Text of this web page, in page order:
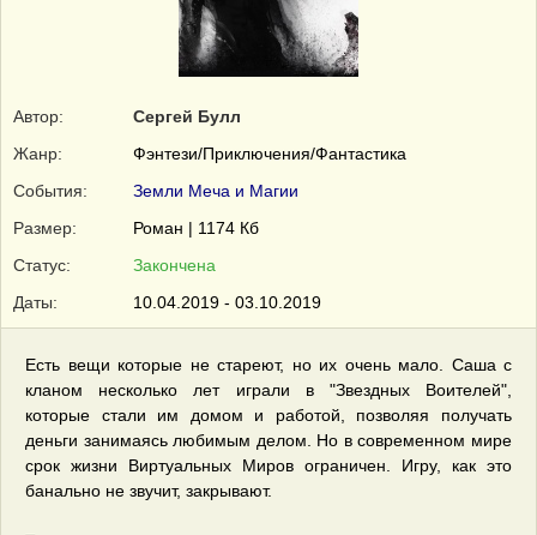
Автор:
Сергей Булл
Жанр:
Фэнтези/Приключения/Фантастика
События:
Земли Меча и Магии
Размер:
Роман | 1174 Кб
Статус:
Закончена
Даты:
10.04.2019 - 03.10.2019
Есть вещи которые не стареют, но их очень мало. Саша с
кланом несколько лет играли в "Звездных Воителей",
которые стали им домом и работой, позволяя получать
деньги занимаясь любимым делом. Но в современном мире
срок жизни Виртуальных Миров ограничен. Игру, как это
банально не звучит, закрывают.